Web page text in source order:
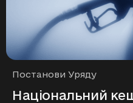
Рубрики
Постанови Уряду
Національний